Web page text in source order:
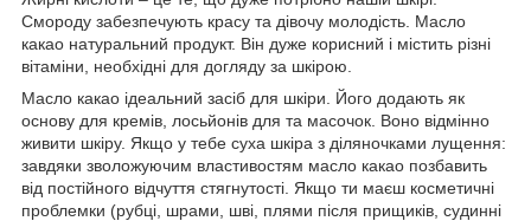
Смороду забезпечують красу та дівочу молодість. Масло
какао натуральний продукт. Він дуже корисний і містить різні
вітаміни, необхідні для догляду за шкірою.
Масло какао ідеальний засіб для шкіри. Його додають як
основу для кремів, лосьйонів для та масочок. Воно відмінно
живити шкіру. Якщо у тебе суха шкіра з діляночками лущення:
завдяки зволожуючим властивостям масло какао позбавить
від постійного відчуття стягнутості. Якщо ти маєш косметичні
проблемки (рубці, шрами, шві, плями після прищиків, судинні